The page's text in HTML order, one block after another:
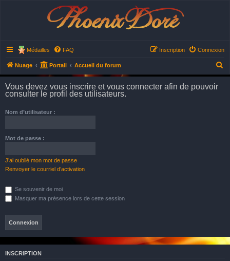
Phoenix Doré
Médailles FAQ Connexion
Inscription
Nuage Portail Accueil du forum
e
Vous devez vous inscrire et vous connecter afin de pouvoir
consulter le profil des utilisateurs.
Nom d’utilisateur :
Mot de passe :
J’ai oublié mon mot de passe
Renvoyer le courriel d’activation
Se souvenir de moi
Masquer ma présence lors de cette session
INSCRIPTION